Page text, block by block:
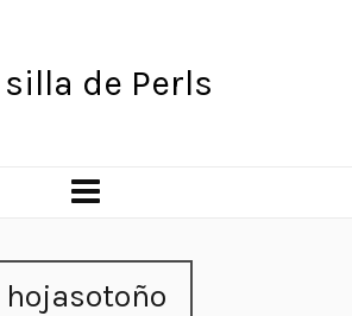
silla de Perls
hojasotoño